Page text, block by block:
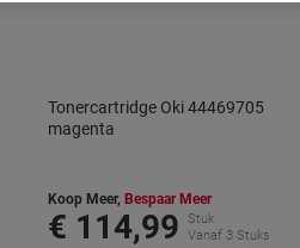
Tonercartridge Oki 44469705
magenta
Koop Meer, Bespaar Meer
€ 114,99
Stuk
Vanaf 3 Stuks